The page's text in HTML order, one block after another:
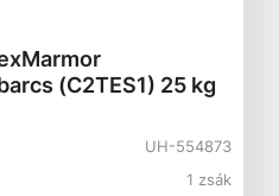
(C2TES1) 25 kg
UH-554873
1 zsák